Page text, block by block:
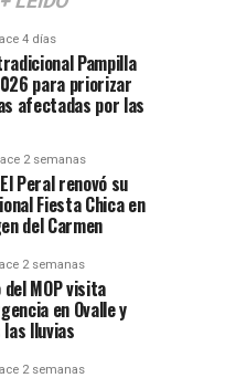
4 días
Pampilla
para priorizar
afectadas por las
2 semanas
Peral renovó su
Fiesta Chica en
del Carmen
2 semanas
MOP visita
en Ovalle y
lluvias
2 semanas